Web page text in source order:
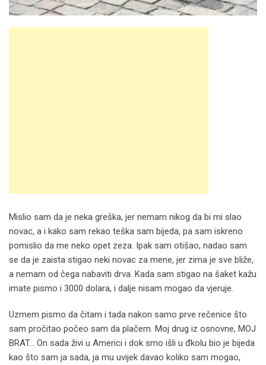
Mislio sam da je neka greška, jer nemam nikog da bi mi slao
novac, a i kako sam rekao teška sam bijeda, pa sam iskreno
pomislio da me neko opet zeza. Ipak sam otišao, nadao sam
se da je zaista stigao neki novac za mene, jer zima je sve bliže,
a nemam od čega nabaviti drva. Kada sam stigao na šaket kažu
imate pismo i 3000 dolara, i dalje nisam mogao da vjeruje.
Uzmem pismo da čitam i tada nakon samo prve rečenice što
sam pročitao počeo sam da plačem. Moj drug iz osnovne, MOJ
BRAT… On sada živi u Americi i dok smo išli u đkolu bio je bijeda
kao što sam ja sada, ja mu uvijek davao koliko sam mogao,